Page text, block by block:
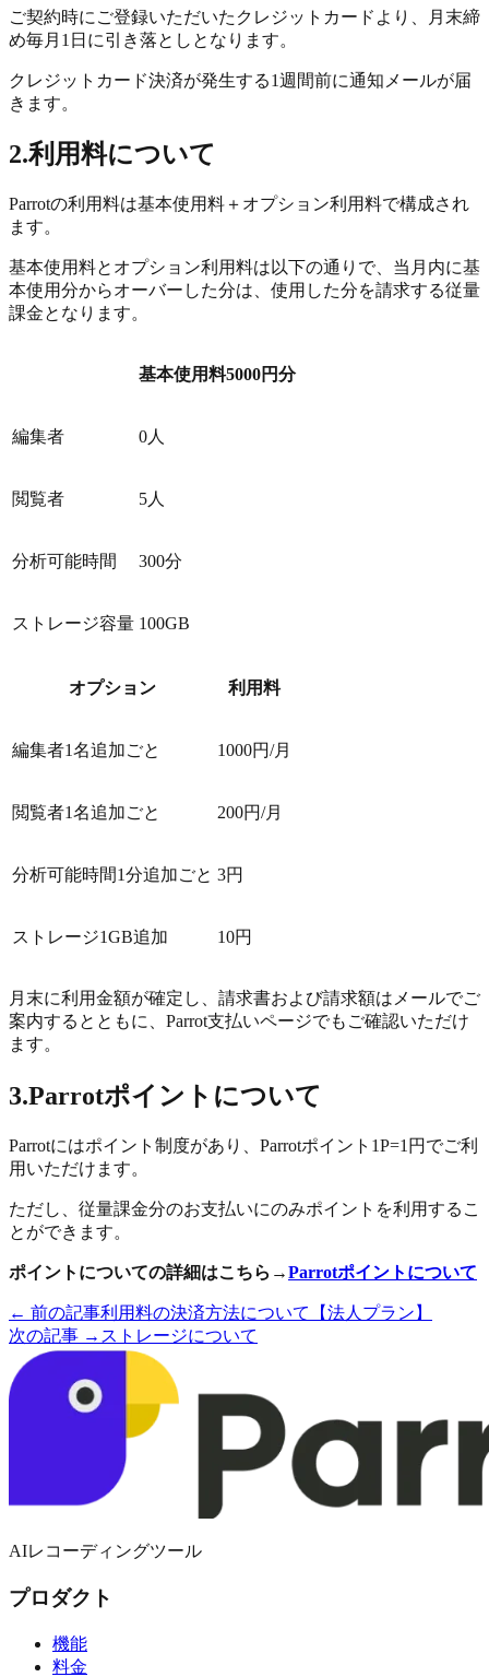
ご契約時にご登録いただいたクレジットカードより、月末締
め毎月1日に引き落としとなります。
クレジットカード決済が発生する1週間前に通知メールが届
きます。
2.利用料について
Parrotの利用料は基本使用料＋オプション利用料で構成され
ます。
基本使用料とオプション利用料は以下の通りで、当月内に基
本使用分からオーバーした分は、使用した分を請求する従量
課金となります。
基本使用料5000円分
編集者 0人
閲覧者 5人
分析可能時間 300分
ストレージ容量 100GB
オプション 利用料
編集者1名追加ごと 1000円/月
閲覧者1名追加ごと 200円/月
分析可能時間1分追加ごと 3円
ストレージ1GB追加 10円
月末に利用金額が確定し、請求書および請求額はメールでご
案内するとともに、Parrot支払いページでもご確認いただけ
ます。
3.Parrotポイントについて
Parrotにはポイント制度があり、Parrotポイント1P=1円でご利
用いただけます。
ただし、従量課金分のお支払いにのみポイントを利用するこ
とができます。
ポイントについての詳細はこちら→Parrotポイントについて
← 前の記事利用料の決済方法について【法人プラン】
次の記事 → ストレージについて
AIレコーディングツール
プロダクト
機能
料金